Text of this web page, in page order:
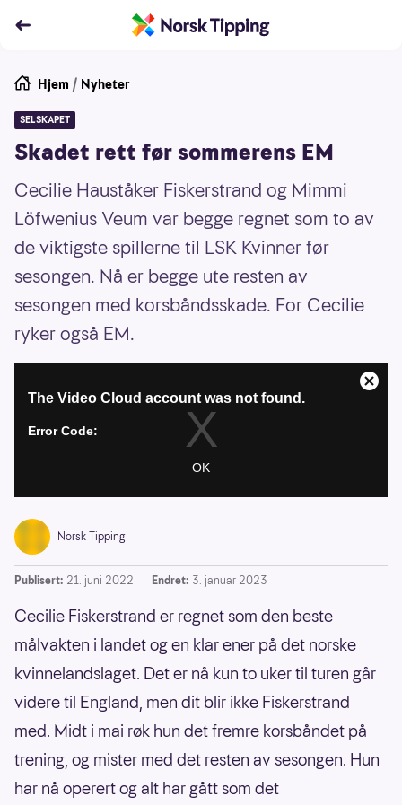
Hjem / Nyheter
SELSKAPET
Skadet rett før sommerens EM
Cecilie Hauståker Fiskerstrand og Mimmi
Löfwenius Veum var begge regnet som to av
de viktigste spillerne til LSK Kvinner før
sesongen. Nå er begge ute resten av
sesongen med korsbåndsskade. For Cecilie
ryker også EM.
Norsk Tipping
Publisert: 21. juni 2022 Endret: 3. januar 2023
Cecilie Fiskerstrand er regnet som den beste
målvakten i landet og en klar ener på det norske
kvinnelandslaget. Det er nå kun to uker til turen går
videre til England, men dit blir ikke Fiskerstrand
med. Midt i mai røk hun det fremre korsbåndet på
trening, og mister med det resten av sesongen. Hun
har nå operert og alt har gått som det